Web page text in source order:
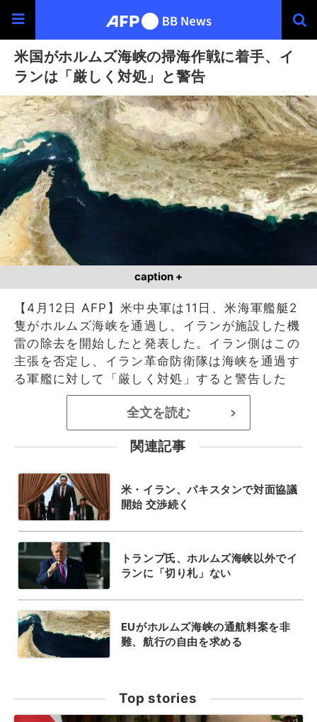
米国がホルムズ海峡の掃海作戦に着手、イ
ランは「厳しく対処」と警告
caption +
【4月12日 AFP】米中央軍は11日、米海軍艦艇2
隻がホルムズ海峡を通過し、イランが施設した機
雷の除去を開始したと発表した。イラン側はこの
主張を否定し、イラン革命防衛隊は海峡を通過す
る軍艦に対して「厳しく対処」すると警告した
全文を読む >
関連記事
米・イラン、パキスタンで対面協議
開始 交渉続く
トランプ氏、ホルムズ海峡以外でイ
ランに「切り札」ない
EUがホルムズ海峡の通航料案を非
難、航行の自由を求める
Top stories